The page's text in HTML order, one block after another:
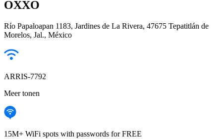
OXXO
Río Papaloapan 1183, Jardines de La Rivera, 47675 Tepatitlán de
Morelos, Jal., México
ARRIS-7792
Meer tonen
15M+ WiFi spots with passwords for FREE